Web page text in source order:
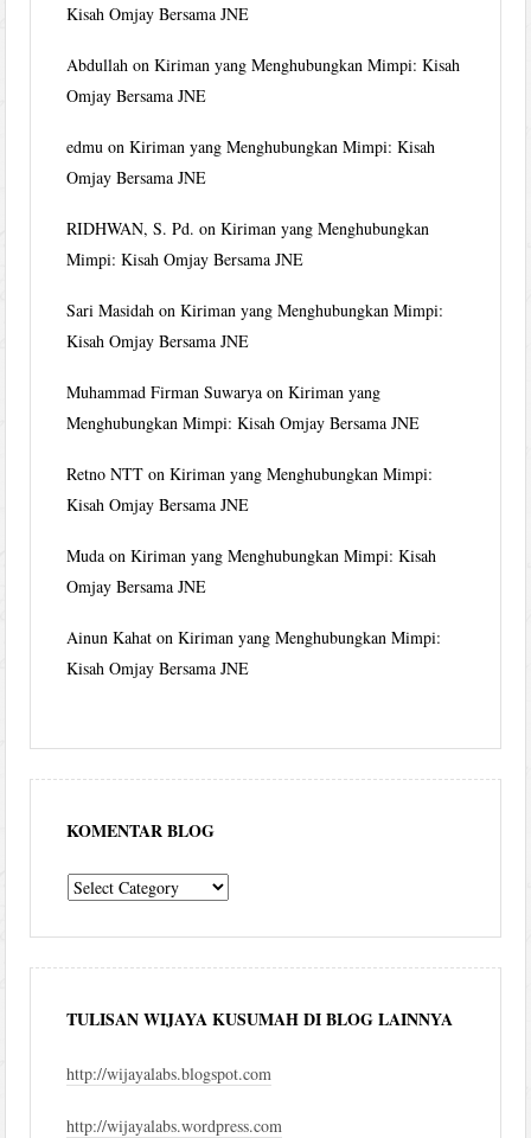
Kisah Omjay Bersama JNE
Abdullah onKiriman yang Menghubungkan Mimpi: Kisah
Omjay Bersama JNE
edmu onKiriman yang Menghubungkan Mimpi: Kisah
Omjay Bersama JNE
RIDHWAN, S. Pd. onKiriman yang Menghubungkan
Mimpi: Kisah Omjay Bersama JNE
Sari Masidah onKiriman yang Menghubungkan Mimpi:
Kisah Omjay Bersama JNE
Muhammad Firman Suwarya onKiriman yang
Menghubungkan Mimpi: Kisah Omjay Bersama JNE
Retno NTT onKiriman yang Menghubungkan Mimpi:
Kisah Omjay Bersama JNE
Muda onKiriman yang Menghubungkan Mimpi: Kisah
Omjay Bersama JNE
Ainun Kahat onKiriman yang Menghubungkan Mimpi:
Kisah Omjay Bersama JNE
KOMENTAR BLOG
komentar
TULISAN WIJAYA KUSUMAH DI BLOG LAINNYA
http://wijayalabs.blogspot.com
http://wijayalabs.wordpress.com